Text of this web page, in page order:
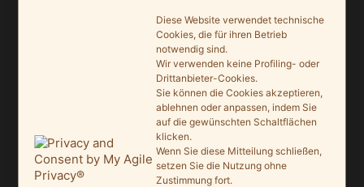
Saisonauftakt nach Maß im Grönegau-Museum
Melle punktet beim „Tag des offenen Denkmals“
Ein Schaufenster der Denkmalpflege
7. September 2025
Diese Website verwendet technische
Cookies, die für ihren Betrieb
notwendig sind.
Wir verwenden keine Profiling- oder
Drittanbieter-Cookies.
Sie können die Cookies akzeptieren,
ablehnen oder anpassen, indem Sie
auf die gewünschten Schaltflächen
klicken.
Wenn Sie diese Mitteilung schließen,
setzen Sie die Nutzung ohne
Zustimmung fort.